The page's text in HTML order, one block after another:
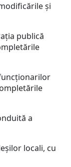
şi
publică
a
locali, cu